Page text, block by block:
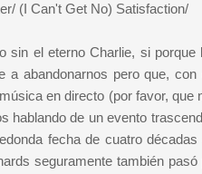
(I Can't Get No) Satisfaction/
el eterno Charlie, si porque
a abandonarnos pero que,
en directo (por favor, que
hablando de un evento
fecha de cuatro
seguramente también